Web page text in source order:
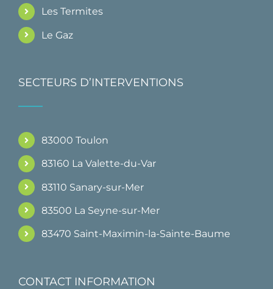
Les Termites
Le Gaz
SECTEURS D’INTERVENTIONS
83000 Toulon
83160 La Valette-du-Var
83110 Sanary-sur-Mer
83500 La Seyne-sur-Mer
83470 Saint-Maximin-la-Sainte-Baume
CONTACT INFORMATION